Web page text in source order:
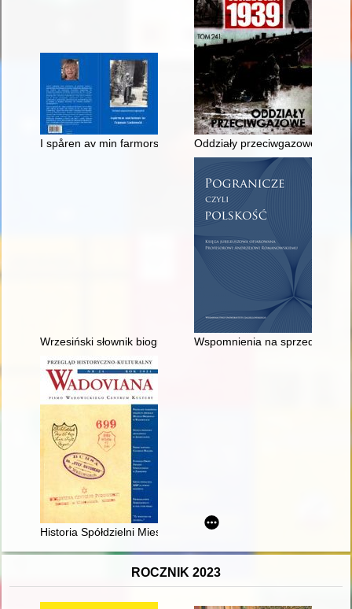
I spåren av min farmors far Zygmunt Laskowski
Oddziały przeciwgazowe
Wrzesiński słownik biograficznyWspomnienia na sprzedaż :
Historia Spółdzielni Mieszkaniowej w Wadowicach
ROCZNIK 2023